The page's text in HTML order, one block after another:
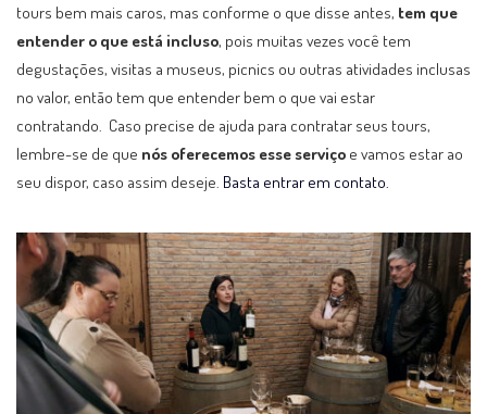
tours bem mais caros, mas conforme o que disse antes, tem que
entender o que está incluso, pois muitas vezes você tem
degustações, visitas a museus, picnics ou outras atividades inclusas
no valor, então tem que entender bem o que vai estar
contratando. Caso precise de ajuda para contratar seus tours,
lembre-se de que nós oferecemos esse serviço e vamos estar ao
seu dispor, caso assim deseje. Basta entrar em contato.